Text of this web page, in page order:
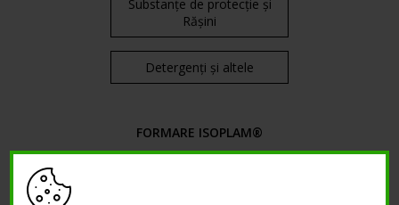
Substanțe de protecție și
Rășini
Detergenți și altele
FORMARE ISOPLAM®